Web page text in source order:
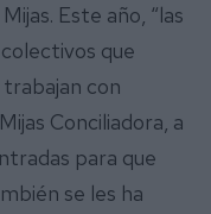
Este año, “las
que
trabajan con
Conciliadora, a
para que
se les ha